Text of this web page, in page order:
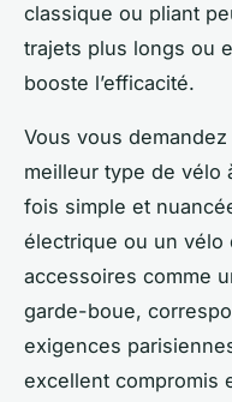
classique ou pliant
trajets plus longs ou
booste l’efficacité.
Vous vous
meilleur type de vélo
fois simple et
électrique ou un vélo
accessoires comme
garde-boue,
exigences
excellent compromis